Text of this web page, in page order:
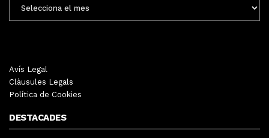
MENSUALS
Avís Legal
Clàusules Legals
Política de Cookies
DESTACADES